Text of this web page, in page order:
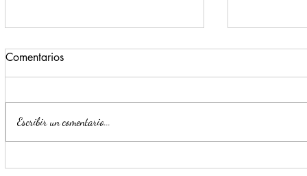
Llama Mijes activar 'Modo Si'
Impulsa
Comentarios
Escribir un comentario...